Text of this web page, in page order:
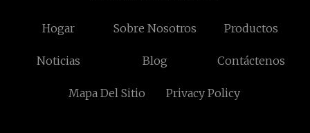
Hogar Sobre Nosotros Productos
Noticias Blog Contáctenos
Mapa Del Sitio Privacy Policy